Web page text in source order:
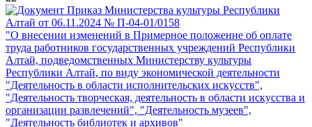
Приказ Министерства культуры Республики
Алтай от 06.11.2024 № П-04-01/0158
"О внесении изменений в Примерное положение об оплате
труда работников государственных учреждений Республики
Алтай, подведомственных Министерству культуры
Республики Алтай, по виду экономической деятельности
"Деятельность в области исполнительских искусств",
"Деятельность творческая, деятельность в области искусства и
организации развлечений", "Деятельность музеев",
"Деятельность библиотек и архивов"